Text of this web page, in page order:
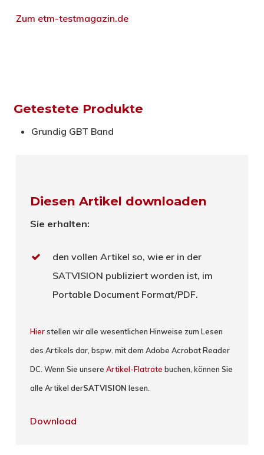
Zum etm-testmagazin.de
Getestete Produkte
Grundig GBT Band
Diesen Artikel downloaden
Sie erhalten:
den vollen Artikel so, wie er in der
SATVISION publiziert worden ist, im
Portable Document Format/PDF.
Hierstellen wir alle wesentlichen Hinweise zum Lesen
des Artikels dar, bspw. mit dem Adobe Acrobat Reader
DC. Wenn Sie unsereArtikel-Flatrate buchen, können Sie
alle Artikel derSATVISION lesen.
Download